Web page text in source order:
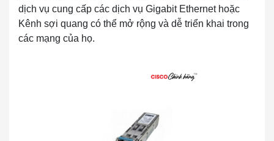
dịch vụ cung cấp các dịch vụ Gigabit Ethernet hoặc
Kênh sợi quang có thể mở rộng và dễ triển khai trong
các mạng của họ.